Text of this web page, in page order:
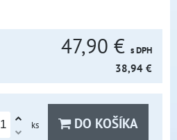
47,90 € s DPH
38,94 €
ks DO KOŠÍKA